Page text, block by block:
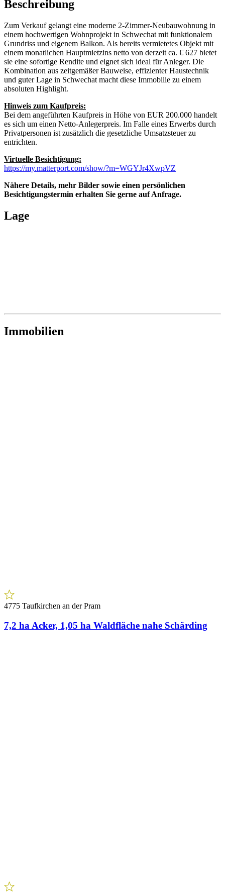
Beschreibung
Zum Verkauf gelangt eine moderne 2-Zimmer-Neubauwohnung in
einem hochwertigen Wohnprojekt in Schwechat mit funktionalem
Grundriss und eigenem Balkon. Als bereits vermietetes Objekt mit
einem monatlichen Hauptmietzins netto von derzeit ca. € 627 bietet
sie eine sofortige Rendite und eignet sich ideal für Anleger. Die
Kombination aus zeitgemäßer Bauweise, effizienter Haustechnik
und guter Lage in Schwechat macht diese Immobilie zu einem
absoluten Highlight.
Hinweis zum Kaufpreis:
Bei dem angeführten Kaufpreis in Höhe von EUR 200.000 handelt
es sich um einen Netto-Anlegerpreis. Im Falle eines Erwerbs durch
Privatpersonen ist zusätzlich die gesetzliche Umsatzsteuer zu
entrichten.
Virtuelle Besichtigung:
https://my.matterport.com/show/?m=WGYJr4XwpVZ
Nähere Details, mehr Bilder sowie einen persönlichen
Besichtigungstermin erhalten Sie gerne auf Anfrage.
Lage
Immobilien
4775 Taufkirchen an der Pram
7,2 ha Acker, 1,05 ha Waldfläche nahe Schärding